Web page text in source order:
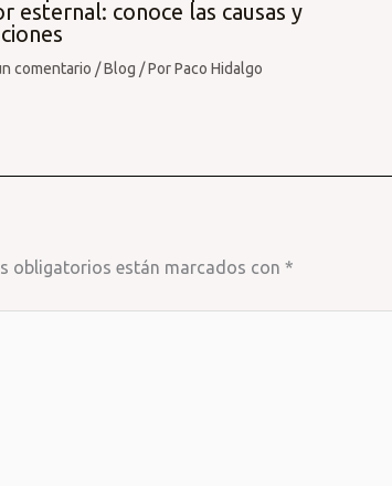
esternal: conoce las causas y
comentario /Blog / PorPaco Hidalgo
obligatorios están marcados con *